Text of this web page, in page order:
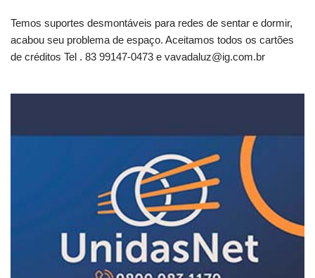
Temos suportes desmontáveis para redes de sentar e dormir,
acabou seu problema de espaço. Aceitamos todos os cartões
de créditos Tel . 83 99147-0473 e vavadaluz@ig.com.br